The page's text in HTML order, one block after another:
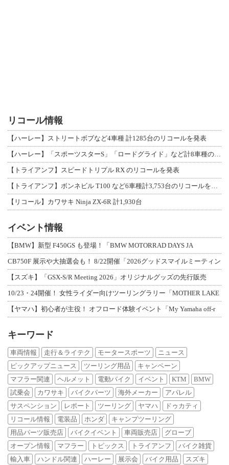
リコール情報
【ハーレー】ストリートボブなど4車種 計1285台のリコールを発表
【トライアンフ】スピードトリプル RX のリコールを発表
【リコール】カワサキ Ninja ZX-6R 計1,930台
イベント情報
【BMW】新型 F450GS も登場！「BMW MOTORRAD DAYS JA
CB750F 展示や大抽選会も！ 8/22開催「2026グッドスマイルミーティン
【スズキ】「GSX-S/R Meeting 2026」オリジナルグッズの先行販売
10/23・24開催！ 女性ライダー向けツーリングラリー「MOTHER LAKE
【ヤマハ】初心者が主役！ オフロード体験イベント「My Yamaha off-r
キーワード
車両情報 走行＆ライテク モータースポーツ
ニュース
ピックアップニュース
ツーリング用品
キャンペーン
マフラー関連
ヘルメット 電動バイク イベント KTM
BMW
試乗会
カワサキ バイクパーツ 海外メーカー
アパレル
サスペンション
レポート ツーリング ヤマハ
ドゥカティ
リコール情報
電装品 ホンダ
キャンプツーリング
用品パーツ販売店
バイクイベント 車両販売店
グローブ
オープン情報
マフラー トピックス トライアンフ
バイク雑貨
輸入車
ハンドル関連 ハーレー 展示会 バイク用品 スズキ